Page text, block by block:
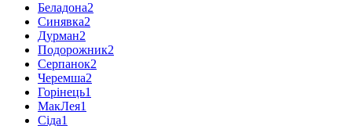
Беладона2
Синявка2
Дурман2
Подорожник2
Серпанок2
Черемша2
Горінець1
МакЛея1
Сіда1